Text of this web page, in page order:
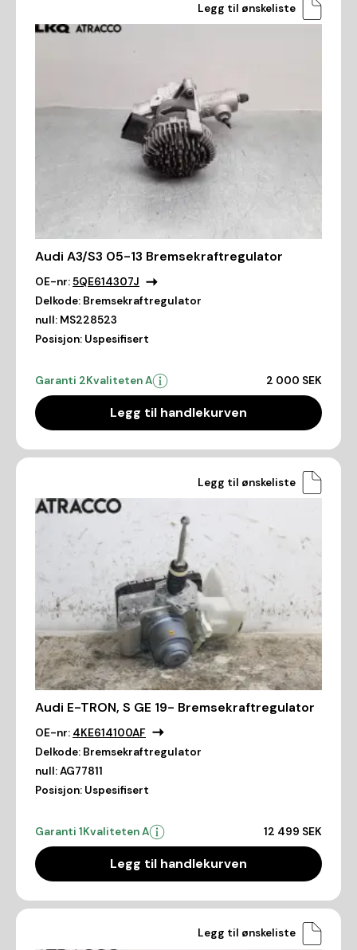
Legg til ønskeliste
Audi A3/S3 05-13 Bremsekraftregulator
OE-nr:5QE614307J
Delkode: Bremsekraftregulator
null: MS228523
Posisjon: Uspesifisert
Garanti 2Kvaliteten A 2 000 SEK
Legg til handlekurven
Legg til ønskeliste
Audi E-TRON, S GE 19- Bremsekraftregulator
OE-nr: 4KE614100AF
Delkode: Bremsekraftregulator
null:AG77811
Posisjon: Uspesifisert
Garanti 1Kvaliteten A 12 499 SEK
Legg til handlekurven
Legg til ønskeliste